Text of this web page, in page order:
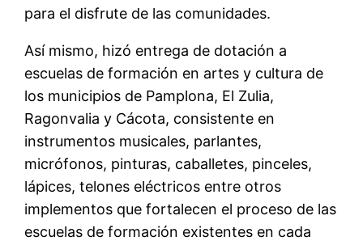
para el disfrute de las comunidades.
Así mismo, hizó entrega de dotación a
escuelas de formación en artes y cultura de
los municipios de Pamplona, El Zulia,
Ragonvalia y Cácota, consistente en
instrumentos musicales, parlantes,
micrófonos, pinturas, caballetes, pinceles,
lápices, telones eléctricos entre otros
implementos que fortalecen el proceso de las
escuelas de formación existentes en cada